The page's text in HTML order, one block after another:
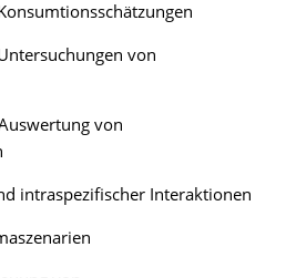
von
von
intraspezifischer Interaktionen